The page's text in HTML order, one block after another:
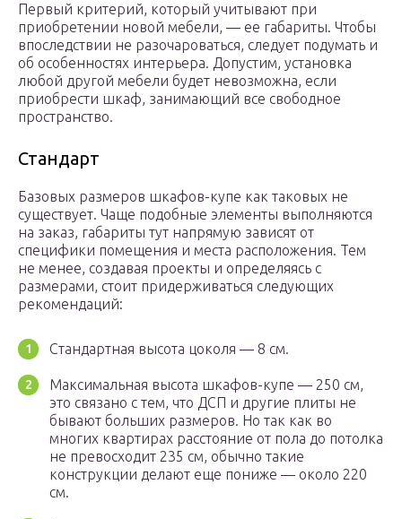
Первый критерий, который учитывают при
приобретении новой мебели, — ее габариты. Чтобы
впоследствии не разочароваться, следует подумать и
об особенностях интерьера. Допустим, установка
любой другой мебели будет невозможна, если
приобрести шкаф, занимающий все свободное
пространство.
Стандарт
Базовых размеров шкафов-купе как таковых не
существует. Чаще подобные элементы выполняются
на заказ, габариты тут напрямую зависят от
специфики помещения и места расположения. Тем
не менее, создавая проекты и определяясь с
размерами, стоит придерживаться следующих
рекомендаций:
Стандартная высота цоколя — 8 см.
Максимальная высота шкафов-купе — 250 см,
это связано с тем, что ДСП и другие плиты не
бывают больших размеров. Но так как во
многих квартирах расстояние от пола до потолка
не превосходит 235 см, обычно такие
конструкции делают еще пониже — около 220
см.